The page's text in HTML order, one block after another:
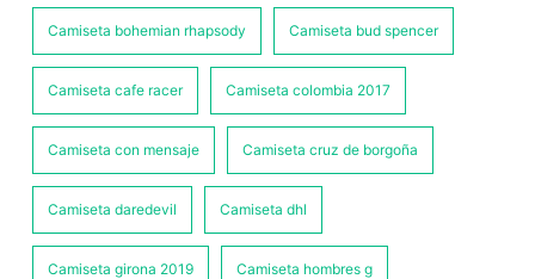
Camiseta bohemian rhapsody Camiseta bud spencer
Camiseta cafe racer Camiseta colombia 2017
Camiseta con mensaje Camiseta cruz de borgoña
Camiseta daredevil Camiseta dhl
Camiseta girona 2019 Camiseta hombres g